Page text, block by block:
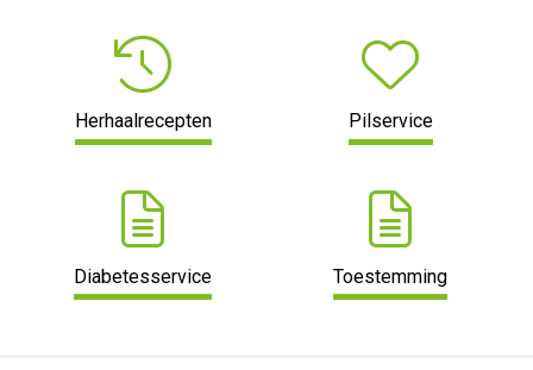
Herhaalrecepten Pilservice
Diabetesservice Toestemming